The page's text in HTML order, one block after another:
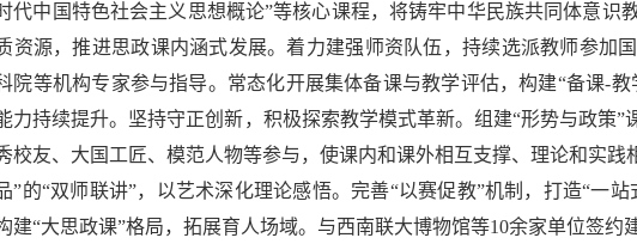
代中国特色社会主义思想概论”等核心课程，将铸牢中华民族共同体意识
资源，推进思政课内涵式发展。着力建强师资队伍，持续选派教师参加
院等机构专家参与指导。常态化开展集体备课与教学评估，构建“备课-
力持续提升。坚持守正创新，积极探索教学模式革新。组建“形势与政策”
校友、大国工匠、模范人物等参与，使课内和课外相互支撑、理论和实践
”的“双师联讲”，以艺术深化理论感悟。完善“以赛促教”机制，打造“一
建“大思政课”格局，拓展育人场域。与西南联大博物馆等10余家单位签约